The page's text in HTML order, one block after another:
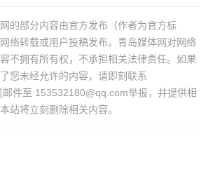
的部分内容由官方发布（作者为官方标
络转载或用户投稿发布。青岛媒体网对网络
不拥有所有权，不承担相关法律责任。如果
您未经允许的内容，请即刻联系
件至 153532180@qq.com举报，并提供相
站将立刻删除相关内容。